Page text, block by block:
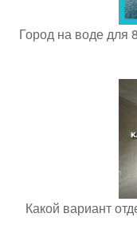
Город на воде для
Какой вариант